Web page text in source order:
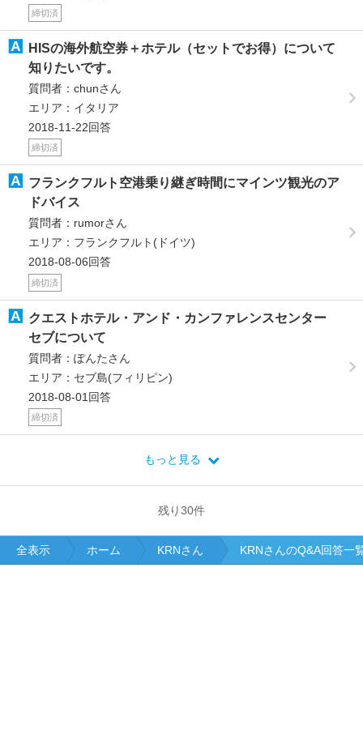
締切済
HISの海外航空券＋ホテル（セットでお得）について
知りたいです。
質問者：chunさん
エリア：イタリア
2018-11-22回答
締切済
フランクフルト空港乗り継ぎ時間にマインツ観光のア
ドバイス
質問者：rumorさん
エリア：フランクフルト(ドイツ)
2018-08-06回答
締切済
クエストホテル・アンド・カンファレンスセンター
セブについて
質問者：ぽんたさん
エリア：セブ島(フィリピン)
2018-08-01回答
締切済
もっと見る
残り30件
全表示 ホーム KRNさん KRNさんのQ&A回答一